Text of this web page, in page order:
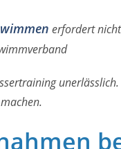
erfordert